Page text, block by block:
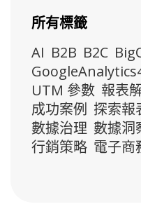
所有標籤
AI B2B B2C
UTM 參數 報表
成功案例 探索報
數據治理 數據洞
行銷策略 電子商